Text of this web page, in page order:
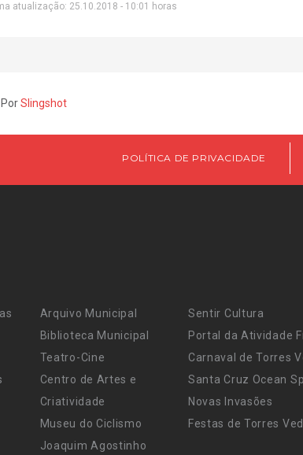
atualização: 25.10.2018 - 10:01 horas
Slingshot
POLÍTICA DE PRIVACIDADE
Arquivo Municipal
Biblioteca Municipal
Teatro-Cine
Centro de Artes e
Criatividade
Museu do Ciclismo
Joaquim Agostinho
Sentir Cultura
Portal da Atividade
Carnaval de Torres
Santa Cruz Ocean
Novas Invasões
Festas de Torres